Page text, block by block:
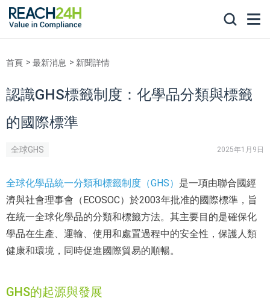
首頁 最新消息 新聞詳情
認識GHS標籤制度：化學品分類與標籤
的國際標準
全球GHS 2025年1月9日
全球化學品統一分類和標籤制度（GHS） 是一項由聯合國經
濟與社會理事會（ECOSOC）於2003年批准的國際標準，旨
在統一全球化學品的分類和標籤方法。其主要目的是確保化
學品在生產、運輸、使用和處置過程中的安全性，保護人類
健康和環境，同時促進國際貿易的順暢。
GHS的起源與發展